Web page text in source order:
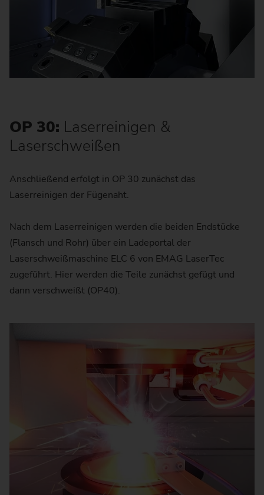
OP 30: Laserreinigen &
Laserschweißen
Anschließend erfolgt in OP 30 zunächst das
Laserreinigen der Fügenaht.
Nach dem Laserreinigen werden die beiden Endstücke
(Flansch und Rohr) über ein Ladeportal der
Laserschweißmaschine ELC 6 von EMAG LaserTec
zugeführt. Hier werden die Teile zunächst gefügt und
dann verschweißt (OP40).